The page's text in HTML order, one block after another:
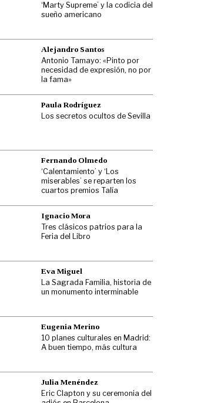
‘Marty Supreme’ y la codicia del
sueño americano
Alejandro Santos
Antonio Tamayo: «Pinto por
necesidad de expresión, no por
la fama»
Paula Rodríguez
Los secretos ocultos de Sevilla
Fernando Olmedo
‘Calentamiento’ y ‘Los
miserables’ se reparten los
cuartos premios Talía
Ignacio Mora
Tres clásicos patrios para la
Feria del Libro
Eva Miguel
La Sagrada Familia, historia de
un monumento interminable
Eugenia Merino
10 planes culturales en Madrid:
A buen tiempo, más cultura
Julia Menéndez
Eric Clapton y su ceremonia del